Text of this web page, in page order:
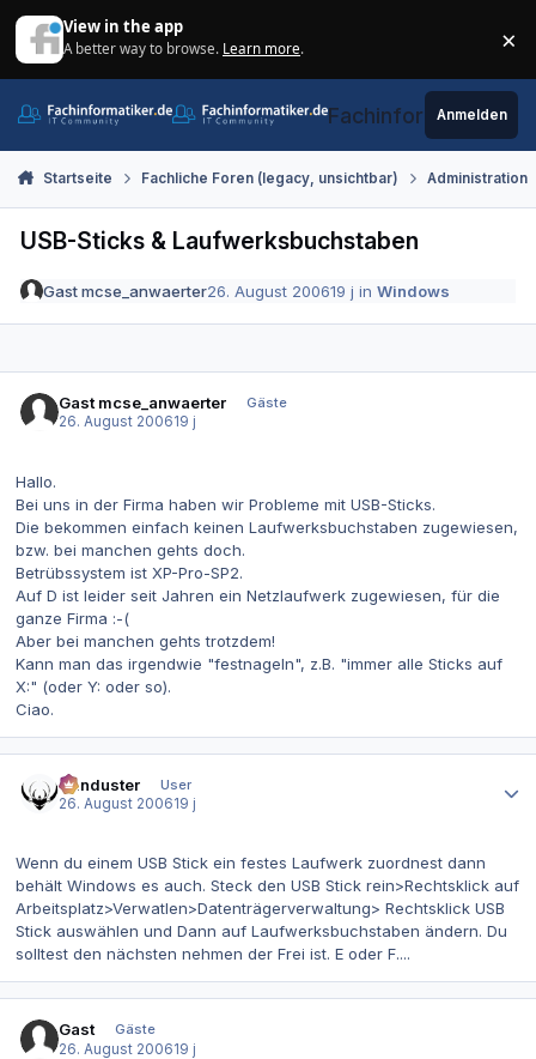
View in the app
A better way to browse. Learn more. ×
Fachinformatiker.de
Anmelden
Startseite Fachliche Foren (legacy, unsichtbar) Administration
USB-Sticks & Laufwerksbuchstaben
Gast mcse_anwaerter26. August 200619 j inWindows
Gast mcse_anwaerter
Gäste
26. August 200619 j
Hallo.
Bei uns in der Firma haben wir Probleme mit USB-Sticks.
Die bekommen einfach keinen Laufwerksbuchstaben zugewiesen,
bzw. bei manchen gehts doch.
Betrübssystem ist XP-Pro-SP2.
Auf D ist leider seit Jahren ein Netzlaufwerk zugewiesen, für die
ganze Firma :-(
Aber bei manchen gehts trotzdem!
Kann man das irgendwie "festnageln", z.B. "immer alle Sticks auf
X:" (oder Y: oder so).
Ciao.
Hunduster
User
26. August 200619 j
Wenn du einem USB Stick ein festes Laufwerk zuordnest dann
behält Windows es auch. Steck den USB Stick rein>Rechtsklick auf
Arbeitsplatz>Verwatlen>Datenträgerverwaltung> Rechtsklick USB
Stick auswählen und Dann auf Laufwerksbuchstaben ändern. Du
solltest den nächsten nehmen der Frei ist. E oder F....
Gast
Gäste
26. August 200619 j